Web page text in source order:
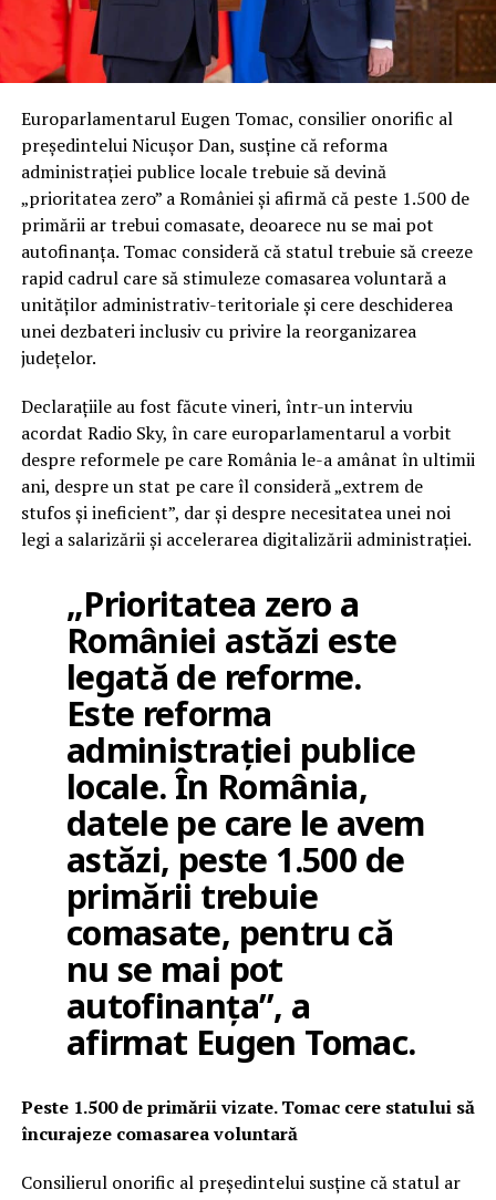
Europarlamentarul Eugen Tomac, consilier onorific al
președintelui Nicușor Dan, susține că reforma
administrației publice locale trebuie să devină
„prioritatea zero” a României și afirmă că peste 1.500 de
primării ar trebui comasate, deoarece nu se mai pot
autofinanța. Tomac consideră că statul trebuie să creeze
rapid cadrul care să stimuleze comasarea voluntară a
unităților administrativ-teritoriale și cere deschiderea
unei dezbateri inclusiv cu privire la reorganizarea
județelor.
Declarațiile au fost făcute vineri, într-un interviu
acordat Radio Sky, în care europarlamentarul a vorbit
despre reformele pe care România le-a amânat în ultimii
ani, despre un stat pe care îl consideră „extrem de
stufos și ineficient”, dar și despre necesitatea unei noi
legi a salarizării și accelerarea digitalizării administrației.
„Prioritatea zero a
României astăzi este
legată de reforme.
Este reforma
administrației publice
locale. În România,
datele pe care le avem
astăzi, peste 1.500 de
primării trebuie
comasate, pentru că
nu se mai pot
autofinanța”, a
afirmat Eugen Tomac.
Peste 1.500 de primării vizate. Tomac cere statului să
încurajeze comasarea voluntară
Consilierul onorific al președintelui susține că statul ar